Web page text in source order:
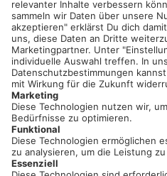
Sei immer auf
Neue Features, spannende
Registriere